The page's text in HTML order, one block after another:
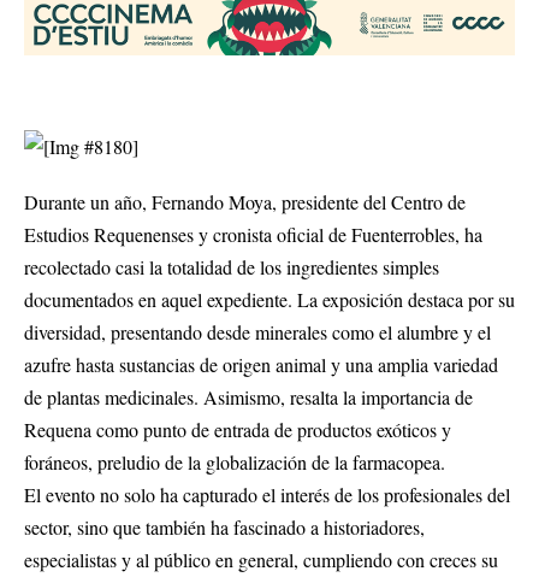
Durante un año, Fernando Moya, presidente del Centro de
Estudios Requenenses y cronista oficial de Fuenterrobles, ha
recolectado casi la totalidad de los ingredientes simples
documentados en aquel expediente. La exposición destaca por su
diversidad, presentando desde minerales como el alumbre y el
azufre hasta sustancias de origen animal y una amplia variedad
de plantas medicinales. Asimismo, resalta la importancia de
Requena como punto de entrada de productos exóticos y
foráneos, preludio de la globalización de la farmacopea.
El evento no solo ha capturado el interés de los profesionales del
sector, sino que también ha fascinado a historiadores,
especialistas y al público en general, cumpliendo con creces su